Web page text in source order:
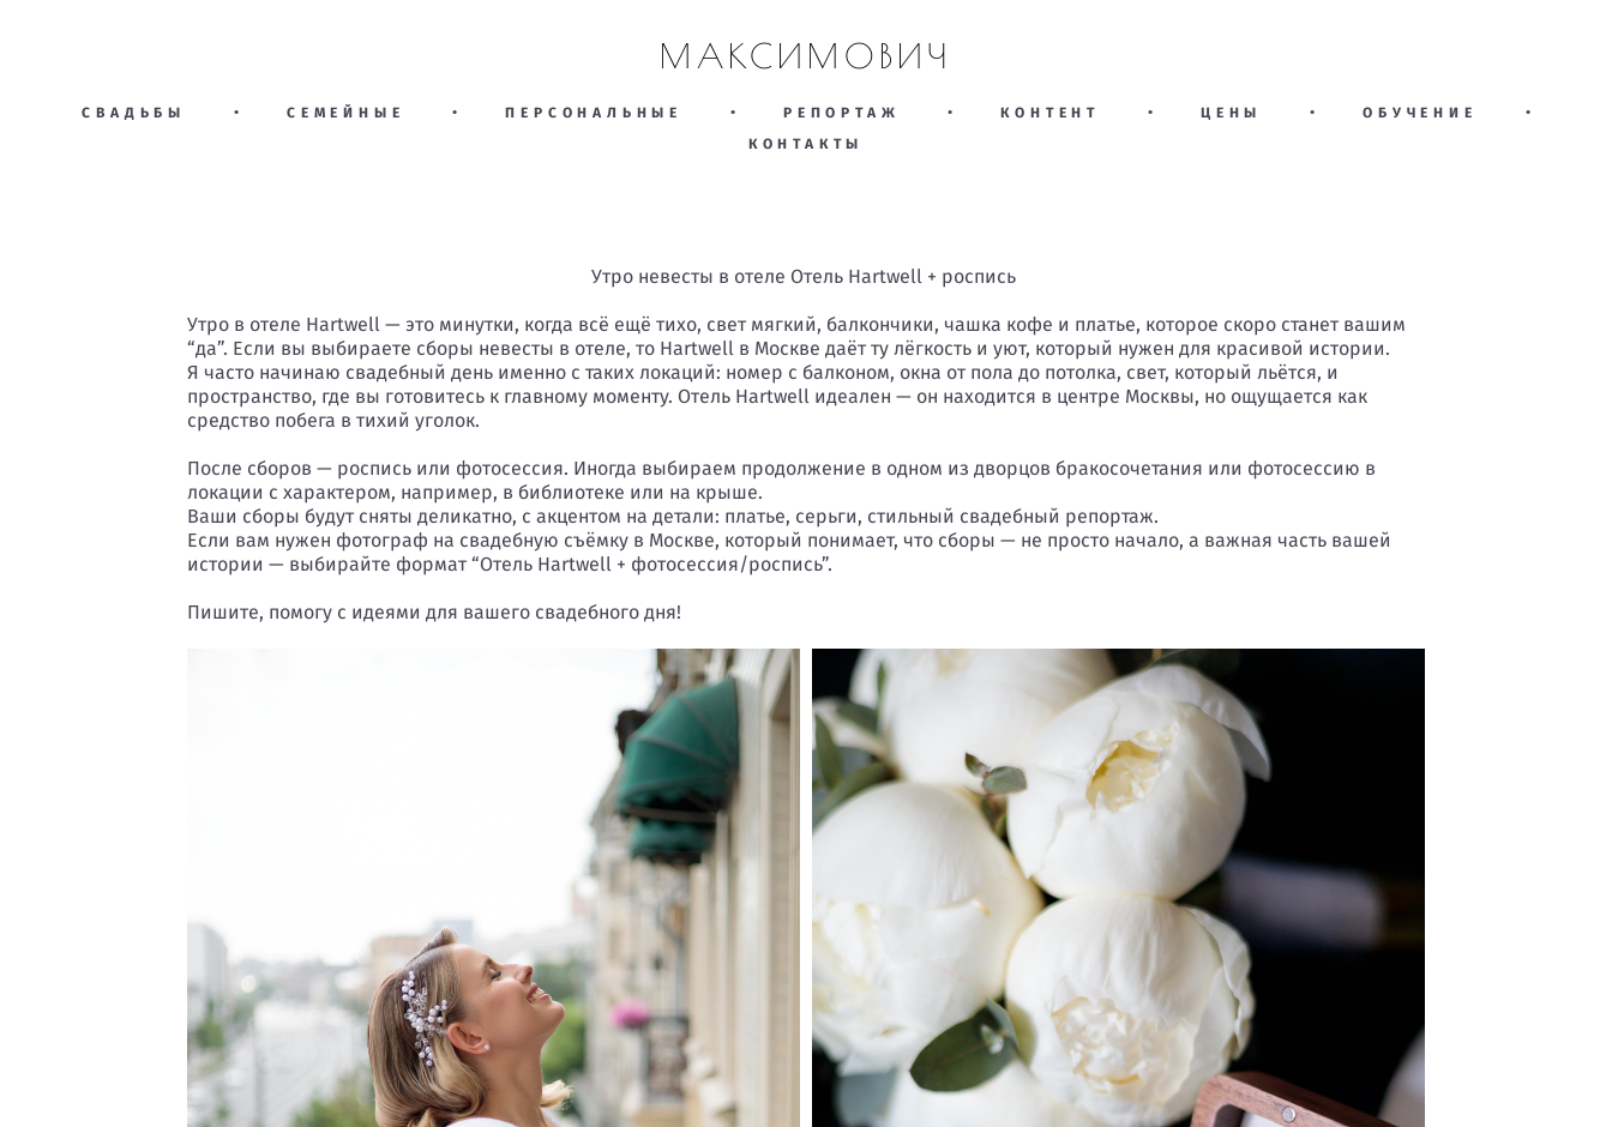
МАКСИМОВИЧ
СВАДЬБЫ • СЕМЕЙНЫЕ • ПЕРСОНАЛЬНЫЕ • РЕПОРТАЖ • КОНТЕНТ • ЦЕНЫ • ОБУЧЕНИЕ •
КОНТАКТЫ
Утро невесты в отеле Отель Hartwell + роспись
Утро в отеле Hartwell — это минутки, когда всё ещё тихо, свет мягкий, балкончики, чашка кофе и платье, которое скоро станет вашим
“да”. Если вы выбираете сборы невесты в отеле, то Hartwell в Москве даёт ту лёгкость и уют, который нужен для красивой истории.
Я часто начинаю свадебный день именно с таких локаций: номер с балконом, окна от пола до потолка, свет, который льётся, и
пространство, где вы готовитесь к главному моменту. Отель Hartwell идеален — он находится в центре Москвы, но ощущается как
средство побега в тихий уголок.
После сборов — роспись или фотосессия. Иногда выбираем продолжение в одном из дворцов бракосочетания или фотосессию в
локации с характером, например, в библиотеке или на крыше.
Ваши сборы будут сняты деликатно, с акцентом на детали: платье, серьги, стильный свадебный репортаж.
Если вам нужен фотограф на свадебную съёмку в Москве, который понимает, что сборы — не просто начало, а важная часть вашей
истории — выбирайте формат “Отель Hartwell + фотосессия/роспись”.
Пишите, помогу с идеями для вашего свадебного дня!